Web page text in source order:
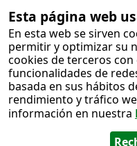
Esta página web
En esta web se sirven
permitir y optimizar su
cookies de terceros
funcionalidades de
basada en sus hábitos
rendimiento y tráfico
información en nuestra